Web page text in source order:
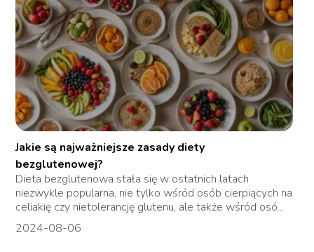
Jakie są najważniejsze zasady diety
bezglutenowej?
Dieta bezglutenowa stała się w ostatnich latach
niezwykle popularna, nie tylko wśród osób cierpiących na
celiakię czy nietolerancję glutenu, ale także wśród osó...
2024-08-06